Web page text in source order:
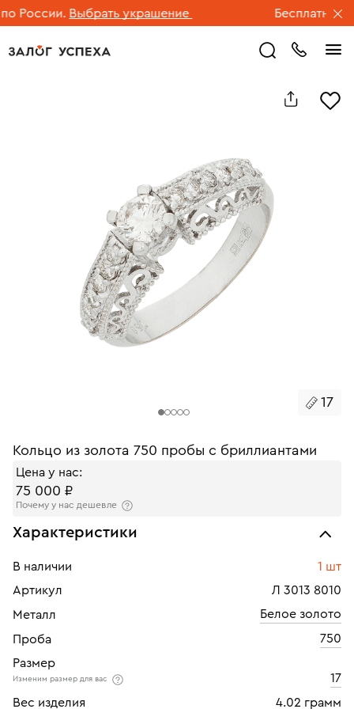
России. Выбрать украшение Бесплатная
17
Кольцо из золота 750 пробы с бриллиантами
Цена у нас:
75 000 ₽
Почему у нас дешевле
Характеристики
В наличии
1 шт
Артикул
Л 3013 8010
Металл
Белое золото
Проба
750
Размер
Изменим размер для вас
17
Вес изделия
4.02 грамм